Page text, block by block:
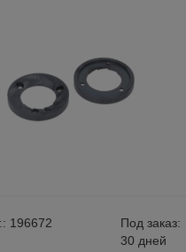
196672
Под заказ:
30 дней